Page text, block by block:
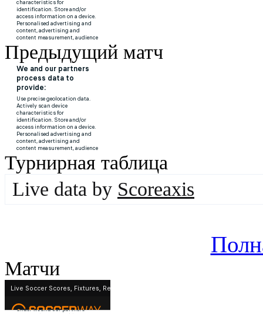
Предыдущий матч
Турнирная таблица
Live data by Scoreaxis
Матчи